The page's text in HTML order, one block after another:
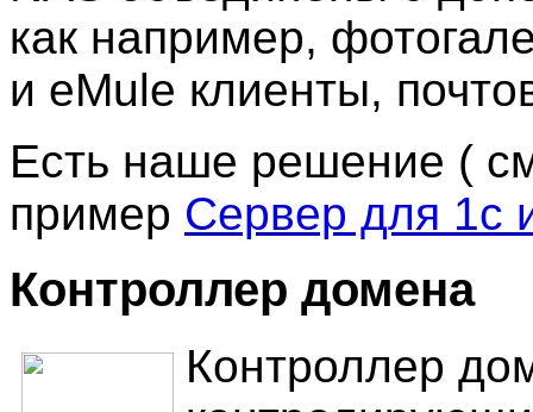
как например,
и eMule клиенты,
Есть наше решение (
пример Сервер для 1c
Контроллер домена
Контроллер